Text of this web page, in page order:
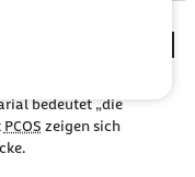
(PCOS)
bedeutet „die
PCOS zeigen sich